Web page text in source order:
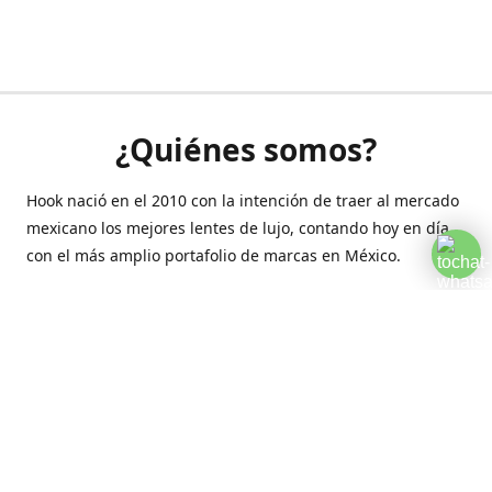
¿Quiénes somos?
Hook nació en el 2010 con la intención de traer al mercado
mexicano los mejores lentes de lujo, contando hoy en día
con el más amplio portafolio de marcas en México.